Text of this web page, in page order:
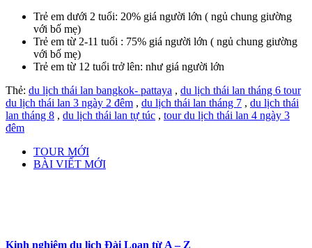
Trẻ em dưới 2 tuổi: 20% giá người lớn ( ngủ chung giường
với bố mẹ)
Trẻ em từ 2-11 tuổi : 75% giá người lớn ( ngủ chung giường
với bố mẹ)
Trẻ em từ 12 tuổi trở lên: như giá người lớn
Thẻ: du lịch thái lan bangkok- pattaya , du lịch thái lan tháng 6 tour
du lịch thái lan 3 ngày 2 đêm , du lịch thái lan tháng 7 , du lịch thái
lan tháng 8 , du lịch thái lan tự túc , tour du lịch thái lan 4 ngày 3
đêm
TOUR MỚI
BÀI VIẾT MỚI
Kinh nghiệm du lịch Đài Loan từ A – Z